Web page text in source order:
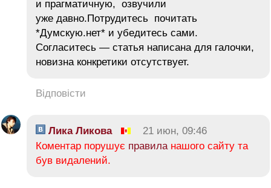
и прагматичную, озвучили
уже давно.Потрудитесь почитать
*Думскую.нет* и убедитесь сами.
Согласитесь — статья написана для галочки,
новизна конкретики отсутствует.
Відповісти
Лика Ликова
21 июн, 09:46
Коментар порушує правила нашого сайту та
був видалений.